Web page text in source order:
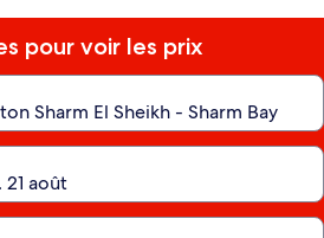
pour voir les prix